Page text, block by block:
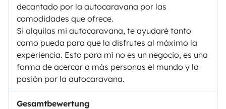
decantado por la autocaravana por las
comodidades que ofrece.
Si alquilas mi autocaravana, te ayudaré tanto
como pueda para que la disfrutes al máximo la
experiencia. Esto para mí no es un negocio, es una
forma de acercar a más personas el mundo y la
pasión por la autocaravana.
Gesamtbewertung